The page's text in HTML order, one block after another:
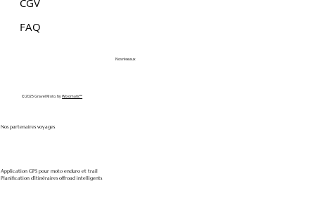
CGV
FAQ
Nos partenaires voyages
Application GPS pour moto enduro et trail
Planification d'itinéraires offroad intelligents
© 2025 Gravel Moto. byWixomatic™
Nos réseaux